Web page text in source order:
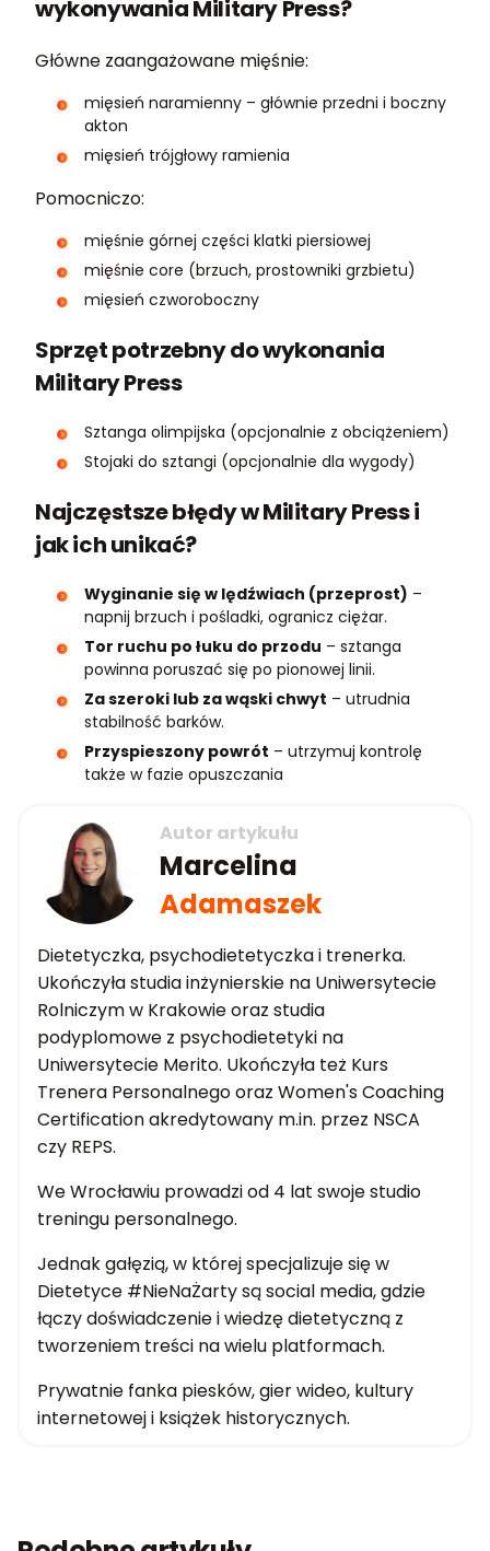
wykonywania Military Press?
Główne zaangażowane mięśnie:
mięsień naramienny – głównie przedni i boczny
akton
mięsień trójgłowy ramienia
Pomocniczo:
mięśnie górnej części klatki piersiowej
mięśnie core (brzuch, prostowniki grzbietu)
mięsień czworoboczny
Sprzęt potrzebny do wykonania
Military Press
Sztanga olimpijska (opcjonalnie z obciążeniem)
Stojaki do sztangi (opcjonalnie dla wygody)
Najczęstsze błędy w Military Press i
jak ich unikać?
Wyginanie się w lędźwiach (przeprost) –
napnij brzuch i pośladki, ogranicz ciężar.
Tor ruchu po łuku do przodu – sztanga
powinna poruszać się po pionowej linii.
Za szeroki lub za wąski chwyt – utrudnia
stabilność barków.
Przyspieszony powrót – utrzymuj kontrolę
także w fazie opuszczania
Autor artykułu
Marcelina
Adamaszek
Dietetyczka, psychodietetyczka i trenerka.
Ukończyła studia inżynierskie na Uniwersytecie
Rolniczym w Krakowie oraz studia
podyplomowe z psychodietetyki na
Uniwersytecie Merito. Ukończyła też Kurs
Trenera Personalnego oraz Women's Coaching
Certification akredytowany m.in. przez NSCA
czy REPS.
We Wrocławiu prowadzi od 4 lat swoje studio
treningu personalnego.
Jednak gałęzią, w której specjalizuje się w
Dietetyce #NieNaŻarty są social media, gdzie
łączy doświadczenie i wiedzę dietetyczną z
tworzeniem treści na wielu platformach.
Prywatnie fanka piesków, gier wideo, kultury
internetowej i książek historycznych.